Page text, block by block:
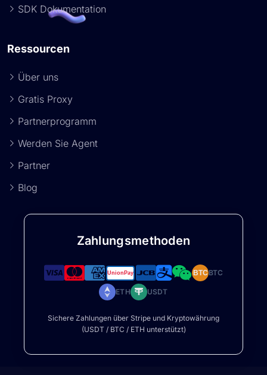
SDK Dokumentation
Ressourcen
Über uns
Gratis Proxy
Partnerprogramm
Werden Sie Agent
Partner
Blog
Zahlungsmethoden
BTCBTC
ETH USDT
Sichere Zahlungen über Stripe und Kryptowährung
(USDT / BTC / ETH unterstützt)